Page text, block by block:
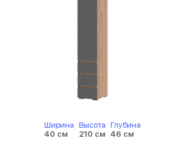
Ширина
40 см
Высота
210 см
Глубина
46 см